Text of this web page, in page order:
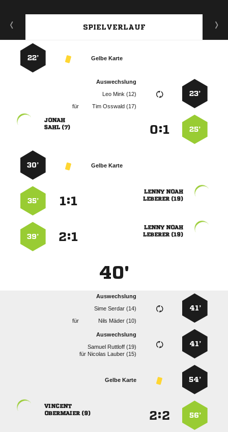
SPIELVERLAUF
Gelbe Karte
22’
23’
Auswechslung
  
für
  
25’
:

 
Gelbe Karte
30’
 
 
:
35’
 
 
:
39’
40'
41’
Auswechslung
  
für
  
41’
Auswechslung
  
für   
54’
Gelbe Karte
56’
:

 